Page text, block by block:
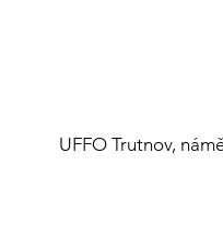
UFFO Trutnov,